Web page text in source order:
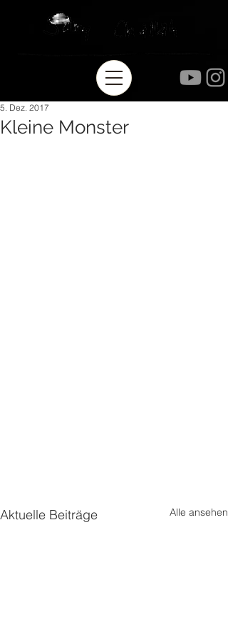
Kleine Monster
5. Dez. 2017
Aktuelle Beiträge Alle ansehen